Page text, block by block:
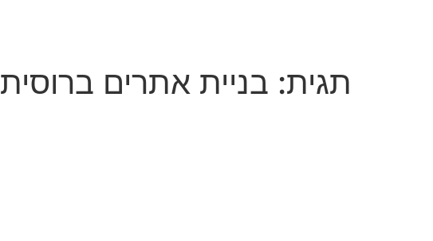
תגית: בניית אתרים ברוסית